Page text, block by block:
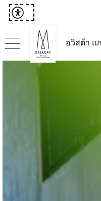
อวิสต้า แ